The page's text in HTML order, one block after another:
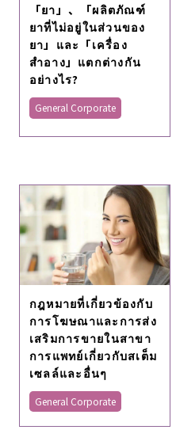
「ยา」、「ผลิตภัณฑ์
ยาที่ไม่อยู่ในส่วนของ
ยา」และ「เครื่อง
สำอาง」แตกต่างกัน
อย่างไร?
General Corporate
กฎหมายที่เกี่ยวข้องกับ
การโฆษณาและการส่ง
เสริมการขายในสาขา
การแพทย์เกี่ยวกับสเต็ม
เซลล์และอื่นๆ
General Corporate